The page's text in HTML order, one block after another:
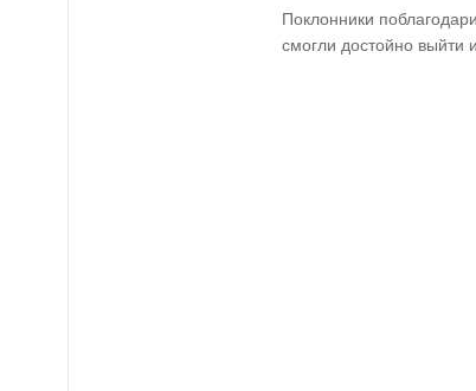
Поклонники
смогли достойно выйти